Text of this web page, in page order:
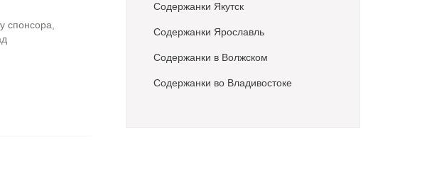
спонсора,
Содержанки Якутск
Содержанки Ярославль
Содержанки в Волжском
Содержанки во Владивостоке